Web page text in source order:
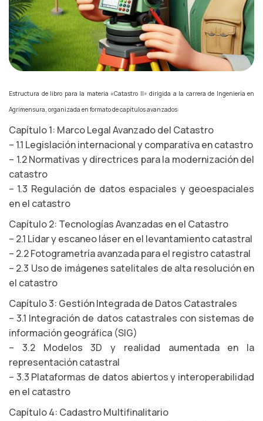
Estructura de libro para la materia «Catastro II» dirigida a la carrera de Ingeniería en
Agrimensura, organizada en formato de capítulos avanzados:
Capítulo 1: Marco Legal Avanzado del Catastro
– 1.1 Legislación internacional y comparativa en catastro
– 1.2 Normativas y directrices para la modernización del
catastro
– 1.3 Regulación de datos espaciales y geoespaciales
en el catastro
Capítulo 2: Tecnologías Avanzadas en el Catastro
– 2.1 Lidar y escaneo láser en el levantamiento catastral
– 2.2 Fotogrametría avanzada para el registro catastral
– 2.3 Uso de imágenes satelitales de alta resolución en
el catastro
Capítulo 3: Gestión Integrada de Datos Catastrales
– 3.1 Integración de datos catastrales con sistemas de
información geográfica (SIG)
– 3.2 Modelos 3D y realidad aumentada en la
representación catastral
– 3.3 Plataformas de datos abiertos y interoperabilidad
en el catastro
Capítulo 4: Cadastro Multifinalitario